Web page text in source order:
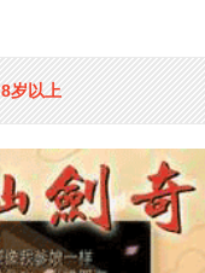
8岁以上